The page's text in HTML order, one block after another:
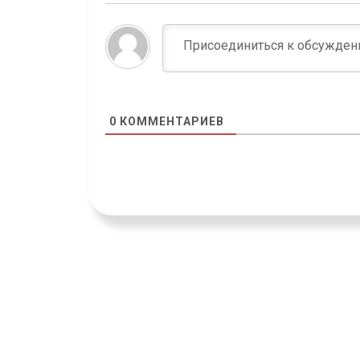
0 КОММЕНТАРИЕВ